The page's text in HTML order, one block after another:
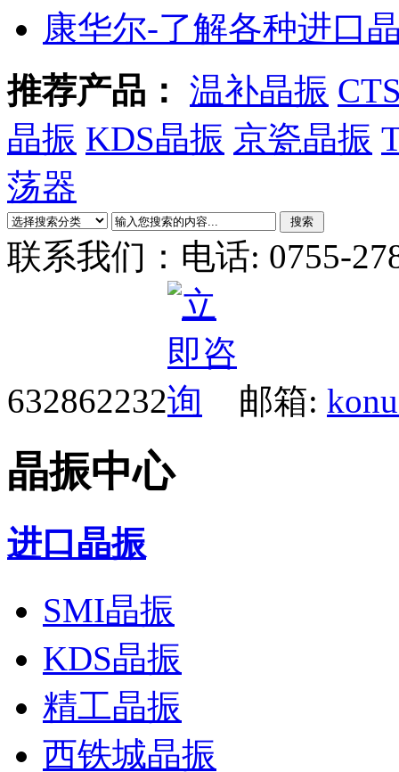
康华尔-了解各种进口
推荐产品： 温补晶振
晶振 KDS晶振 京瓷晶振
荡器
联系我们： 电话: 0755-
632862232 邮箱:
晶振中心
进口晶振
SMI晶振
KDS晶振
精工晶振
西铁城晶振